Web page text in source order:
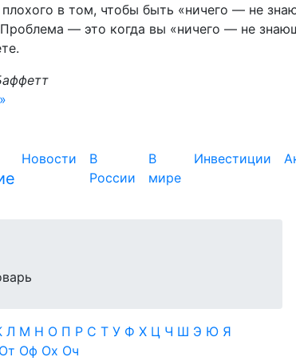
плохого в том, чтобы быть «ничего — не
— это когда вы «ничего — не
Новости
В
России
В
мире
Инвестиции
Л М Н О П Р С Т У Ф Х Ц Ч Ш Э Ю Я
От Оф Ох Оч